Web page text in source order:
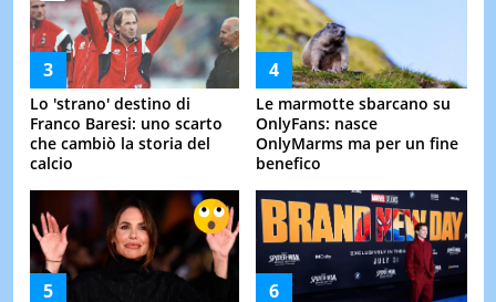
Lo 'strano' destino di
Franco Baresi: uno scarto
che cambiò la storia del
calcio
Le marmotte sbarcano su
OnlyFans: nasce
OnlyMarms ma per un fine
benefico